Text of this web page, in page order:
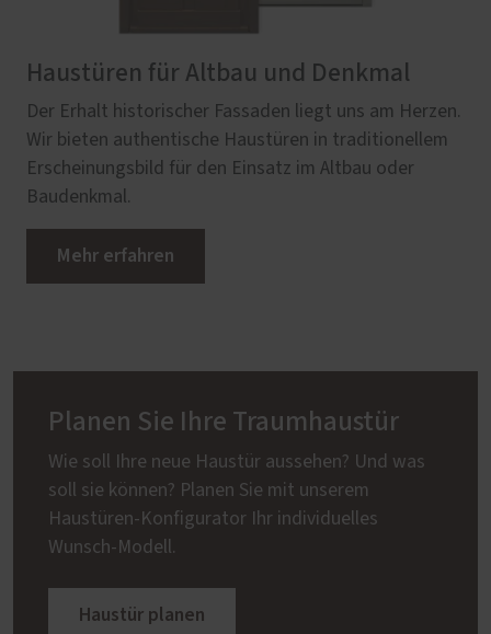
Haustüren für Altbau und Denkmal
Der Erhalt historischer Fassaden liegt uns am Herzen.
Wir bieten authentische Haustüren in traditionellem
Erscheinungsbild für den Einsatz im Altbau oder
Baudenkmal.
Mehr erfahren
Planen Sie Ihre Traumhaustür
Wie soll Ihre neue Haustür aussehen? Und was
soll sie können? Planen Sie mit unserem
Haustüren-Konfigurator Ihr individuelles
Wunsch-Modell.
Haustür planen